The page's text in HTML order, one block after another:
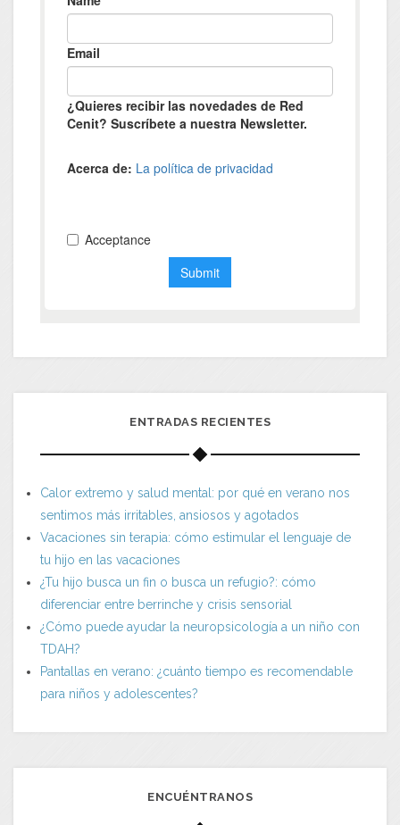
ENTRADAS RECIENTES
Calor extremo y salud mental: por qué en verano nos
sentimos más irritables, ansiosos y agotados
Vacaciones sin terapia: cómo estimular el lenguaje de
tu hijo en las vacaciones
¿Tu hijo busca un fin o busca un refugio?: cómo
diferenciar entre berrinche y crisis sensorial
¿Cómo puede ayudar la neuropsicología a un niño con
TDAH?
Pantallas en verano: ¿cuánto tiempo es recomendable
para niños y adolescentes?
ENCUÉNTRANOS